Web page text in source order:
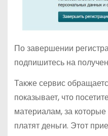
По завершении
подпишитесь на
Также сервис
показывает, что
материалам, за
платят деньги. Этот